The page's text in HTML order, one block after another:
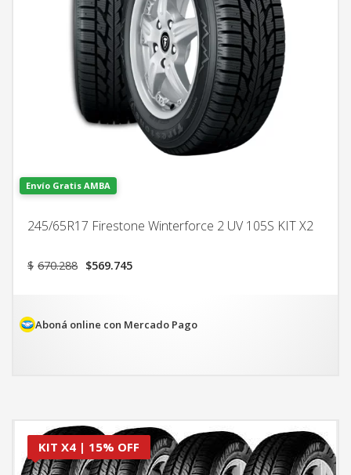
Envío Gratis AMBA
245/65R17 Firestone Winterforce 2 UV 105S KIT X2
$ 670.288 El
$670.288.
$569.745El
$569.745.
Aboná online con Mercado Pago
KIT X4 | 15% OFF